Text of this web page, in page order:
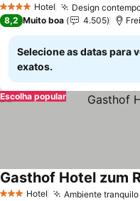
4 EstrelasHotel Design
8,2 Muito boa 4.505
Selecione as datas para
exatos.
Escolha popular
3 EstrelasHotel Ambiente
Gasthof Hotel zum